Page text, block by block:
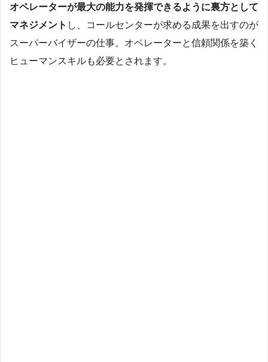
オペレーターが最大の能力を発揮できるように裏方として
マネジメント し、コールセンターが求める成果を出すのが
スーパーバイザーの仕事。オペレーターと信頼関係を築く
ヒューマンスキルも必要とされます。